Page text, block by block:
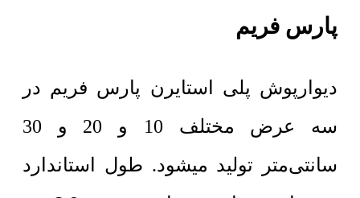
پارس فریم
دیوارپوش پلی استایرن پارس فریم در
سه عرض مختلف 10 و 20 و 30
سانتی‌متر تولید میشود. طول استاندارد